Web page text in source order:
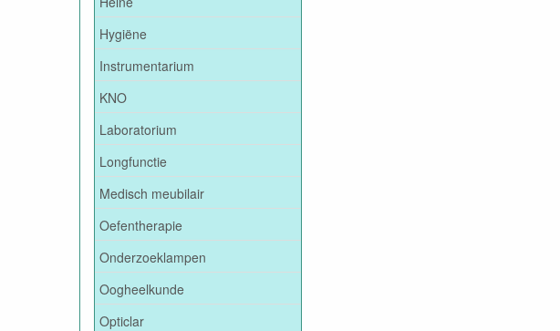
Hygiëne
Instrumentarium
KNO
Laboratorium
Longfunctie
Medisch meubilair
Oefentherapie
Onderzoeklampen
Oogheelkunde
Opticlar